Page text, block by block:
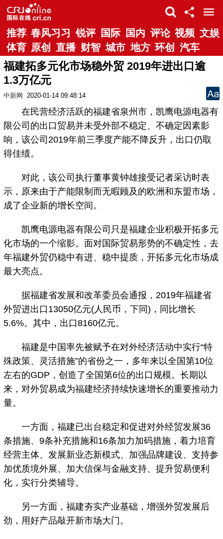
推荐 春风习习 锐评 国际 国内 评论 视频 文娱
体育 原创 直播 财智 城市 地方 环创 汽车
福建拓多元化市场稳外贸 2019年进出口逾
1.3万亿元
中新网 2020-01-14 09:48:14
在民营经济活跃的福建省泉州市，凯鹰电源电器有
限公司的出口贸易并未受外部不稳定、不确定因素影
响，该公司2019年前三季度产能不降反升，出口仍取
得佳绩。
对此，该公司执行董事黄钟雄接受记者采访时表
示，原来由于产能限制而无暇顾及的欧洲和东盟市场，
成了企业新的增长空间。
凯鹰电源电器有限公司只是福建企业积极开拓多元
化市场的一个缩影。面对国际贸易形势的不确定性，去
年福建外贸仍稳中有进、稳中提质，开拓多元化市场成
最大亮点。
据福建省发展和改革委员会通报，2019年福建省
外贸进出口13050亿元(人民币，下同)，同比增长
5.6%。其中，出口8160亿元。
福建是中国率先被赋予在对外经济活动中实行“特
殊政策、灵活措施”的省份之一，多年来以全国第10位
左右的GDP，创造了全国第6位的出口规模。长期以
来，对外贸易成为福建经济持续快速增长的重要推动力
量。
一方面，福建已出台稳定和促进对外经贸发展36
条措施、9条补充措施和16条加力加码措施，着力培育
经营主体、发展新业态新模式、加强品牌建设、支持参
加优质境外展、加大信保与金融支持、提升贸易便利
化，实行分类辅导。
另一方面，福建夯实产业基础，增强外贸发展后
劲，用好产品敲开新市场大门。